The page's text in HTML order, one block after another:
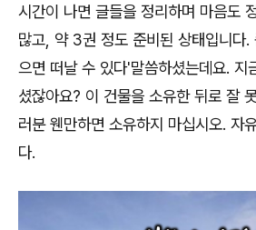
시간이 나면 글들을 정리하며 마음도
많고 약 3권 정도 준비된 상태입니다.
으면 떠날 수 있다'말씀하셨는데요. 지
셨잖아요? 이 건물을 소유한 뒤로 잘
러분 웬만하면 소유하지 마십시오. 자
다.